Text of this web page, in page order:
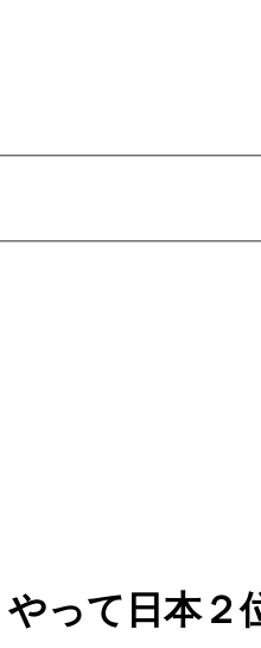
って日本２